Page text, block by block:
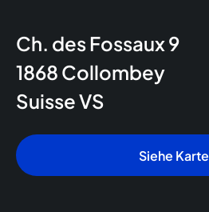
Ch. des Fossaux 9
1868 Collombey
SuisseVS
Siehe Karte